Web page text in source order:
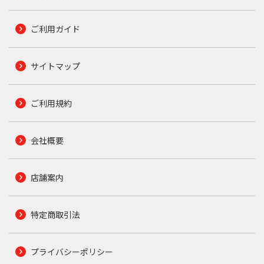
ご利用ガイド
サイトマップ
ご利用規約
会社概要
店舗案内
特定商取引法
プライバシーポリシー